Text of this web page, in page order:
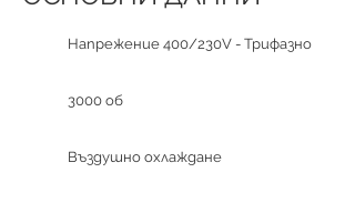
Напрежение 400/230V - Трифазно
3000 об
Въздушно охлаждане